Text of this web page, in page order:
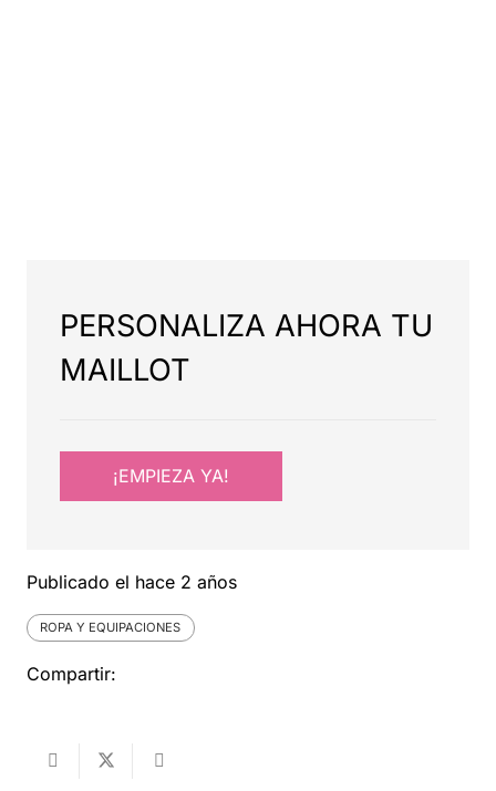
PERSONALIZA AHORA TU
MAILLOT
¡EMPIEZA YA!
Publicado el hace 2 años
ROPA Y EQUIPACIONES
Compartir: